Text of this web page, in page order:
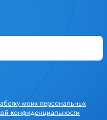
моих персональных
конфиденциальности